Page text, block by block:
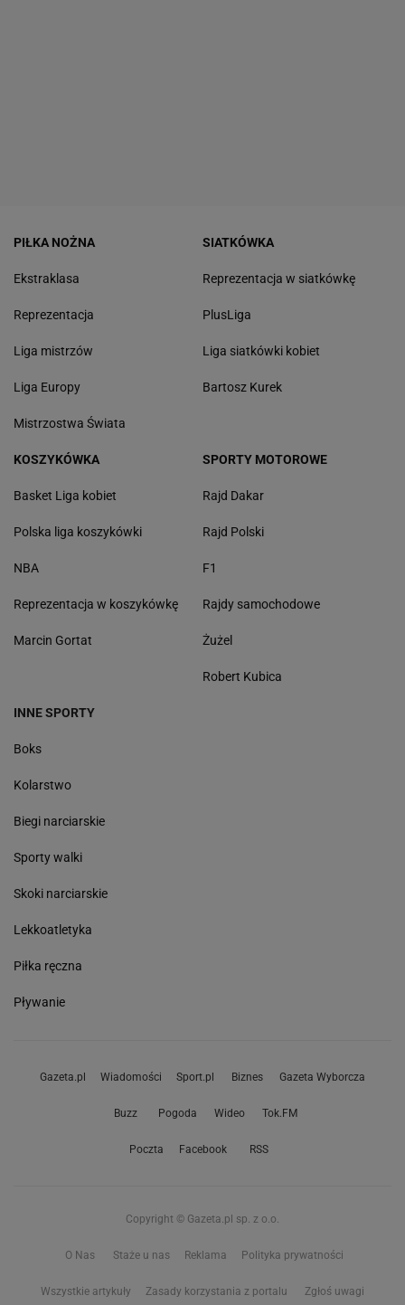
PIŁKA NOŻNA
Ekstraklasa
Reprezentacja
Liga mistrzów
Liga Europy
Mistrzostwa Świata
SIATKÓWKA
Reprezentacja w siatkówkę
PlusLiga
Liga siatkówki kobiet
Bartosz Kurek
KOSZYKÓWKA
Basket Liga kobiet
Polska liga koszykówki
NBA
Reprezentacja w koszykówkę
Marcin Gortat
SPORTY MOTOROWE
Rajd Dakar
Rajd Polski
F1
Rajdy samochodowe
Żużel
Robert Kubica
INNE SPORTY
Boks
Kolarstwo
Biegi narciarskie
Sporty walki
Skoki narciarskie
Lekkoatletyka
Piłka ręczna
Pływanie
Gazeta.pl Wiadomości Sport.pl Biznes Gazeta Wyborcza
Buzz Pogoda Wideo Tok.FM
Poczta Facebook RSS
Copyright © Gazeta.pl sp. z o.o.
O Nas Staże u nas Reklama Polityka prywatności
Wszystkie artykuły Zasady korzystania z portalu Zgłoś uwagi